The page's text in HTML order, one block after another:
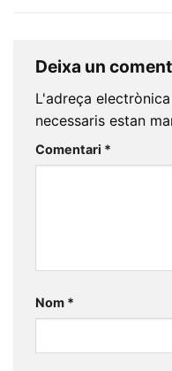
Deixa un
L'adreça
necessaris estan
Comentari *
Nom *